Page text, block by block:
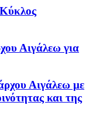
Αιγάλεω για
Αιγάλεω με
και της